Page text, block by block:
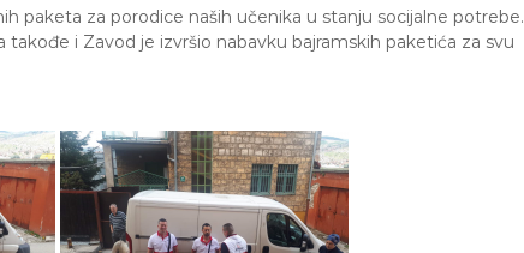
paketa za porodice naših učenika u stanju socijalne potrebe.
takođe i Zavod je izvršio nabavku bajramskih paketića za svu